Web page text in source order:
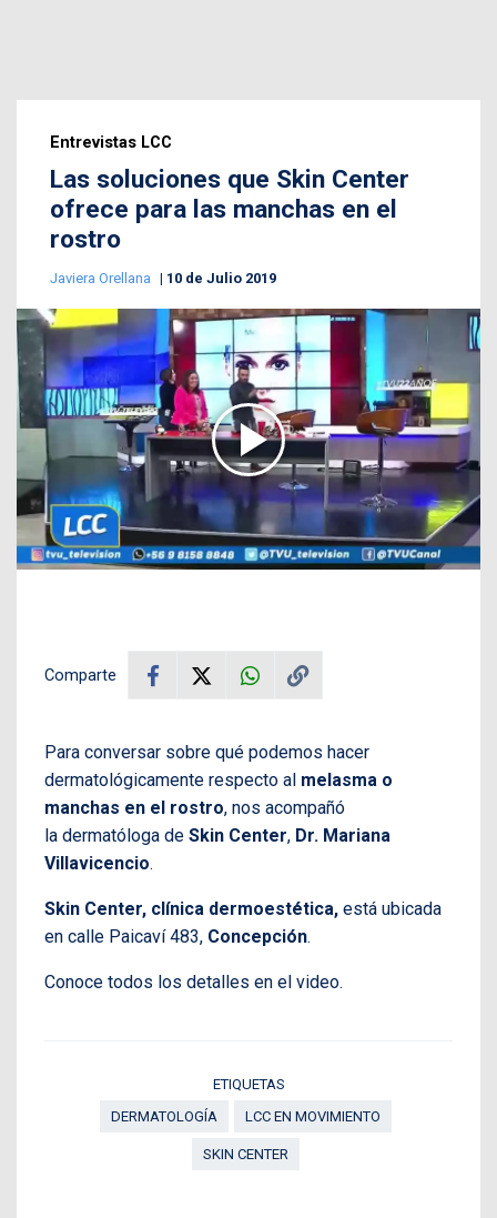
Entrevistas LCC
Las soluciones que Skin Center
ofrece para las manchas en el
rostro
Javiera Orellana 10 de Julio 2019
Comparte
Para conversar sobre qué podemos hacer
dermatológicamente respecto al melasma o
manchas en el rostro, nos acompañó
la dermatóloga de Skin Center, Dr. Mariana
Villavicencio.
Skin Center, clínica dermoestética, está ubicada
en calle Paicaví 483, Concepción.
Conoce todos los detalles en el video.
ETIQUETAS
DERMATOLOGÍA
LCC EN MOVIMIENTO
SKIN CENTER